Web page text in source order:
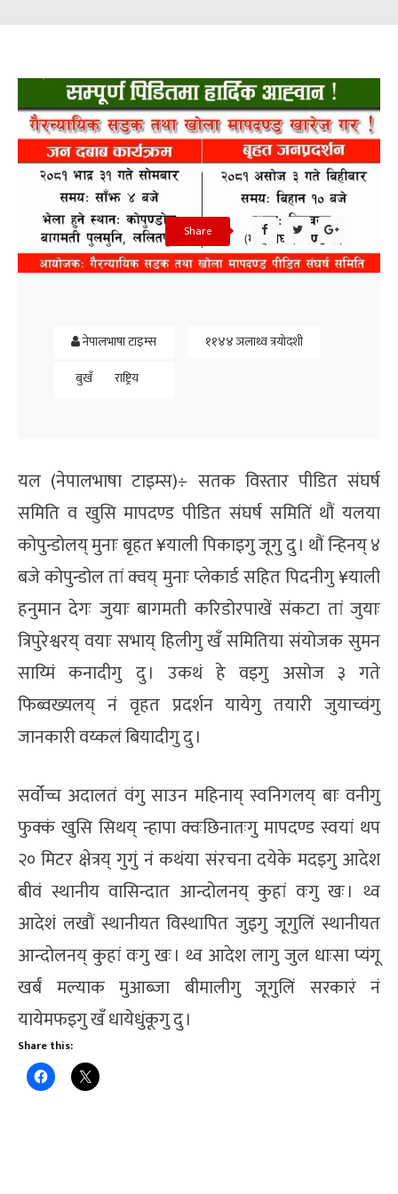
Share
नेपालभाषा टाइम्स
११४४ ञलाथ्व त्रयोदशी
बुखँ
राष्ट्रिय
यल (नेपालभाषा टाइम्स)÷ सतक विस्तार पीडित संघर्ष
समिति व खुसि मापदण्ड पीडित संघर्ष समितिं थौं यलया
कोपुन्डोलय् मुनाः बृहत ¥याली पिकाइगु जूगु दु । थौं न्हिनय् ४
बजे कोपुन्डोल तां क्वय् मुनाः प्लेकार्ड सहित पिदनीगु ¥याली
हनुमान देगः जुयाः बागमती करिडोरपाखें संकटा तां जुयाः
त्रिपुरेश्वरय् वयाः सभाय् हिलीगु खँ समितिया संयोजक सुमन
साय्मिं कनादीगु दु । उकथं हे वइगु असोज ३ गते
फिब्वख्यलय् नं वृहत प्रदर्शन यायेगु तयारी जुयाच्वंगु
जानकारी वय्कलं बियादीगु दु ।
सर्वोच्च अदालतं वंगु साउन महिनाय् स्वनिगलय् बाः वनीगु
फुक्कं खुसि सिथय् न्हापा क्वःछिनातःगु मापदण्ड स्वयां थप
२० मिटर क्षेत्रय् गुगुं नं कथंया संरचना दयेके मदइगु आदेश
बीवं स्थानीय वासिन्दात आन्दोलनय् कुहां वःगु खः । थ्व
आदेशं लखौं स्थानीयत विस्थापित जुइगु जूगुलिं स्थानीयत
आन्दोलनय् कुहां वःगु खः । थ्व आदेश लागु जुल धाःसा प्यंगू
खर्बं मल्याक मुआब्जा बीमालीगु जूगुलिं सरकारं नं
यायेमफइगु खँ धायेधुंकूगु दु ।
Share this: